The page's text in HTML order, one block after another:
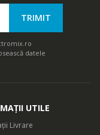
datele
UTILE
Livrare